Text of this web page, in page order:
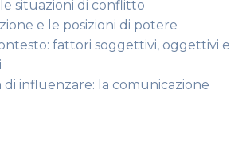
situazioni di conflitto
e le posizioni di potere
fattori soggettivi, oggettivi e
di influenzare: la comunicazione